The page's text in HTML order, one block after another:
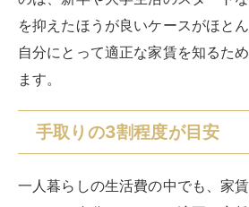
を抑えたほうが良いケースがほと
自分にとって適正な家賃を知るた
ます。
手取りの3割程度が目安
一人暮らしの生活費の中でも、家